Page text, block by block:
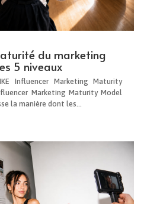
du marketing
5 niveaux
Influencer Marketing Maturity
Marketing Maturity Model
la manière dont les...